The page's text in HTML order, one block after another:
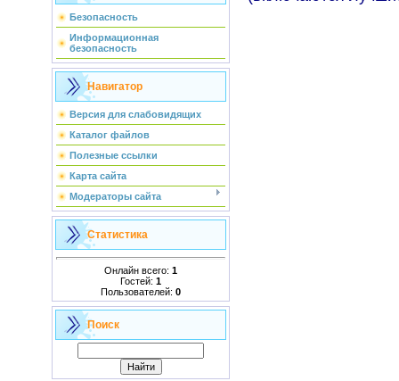
Безопасность
Информационная
безопасность
Навигатор
Версия для слабовидящих
Каталог файлов
Полезные ссылки
Карта сайта
Модераторы сайта
Статистика
Онлайн всего: 1
Гостей: 1
Пользователей: 0
Поиск